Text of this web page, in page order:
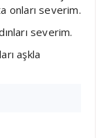
onları severim.
severim.
aşkla